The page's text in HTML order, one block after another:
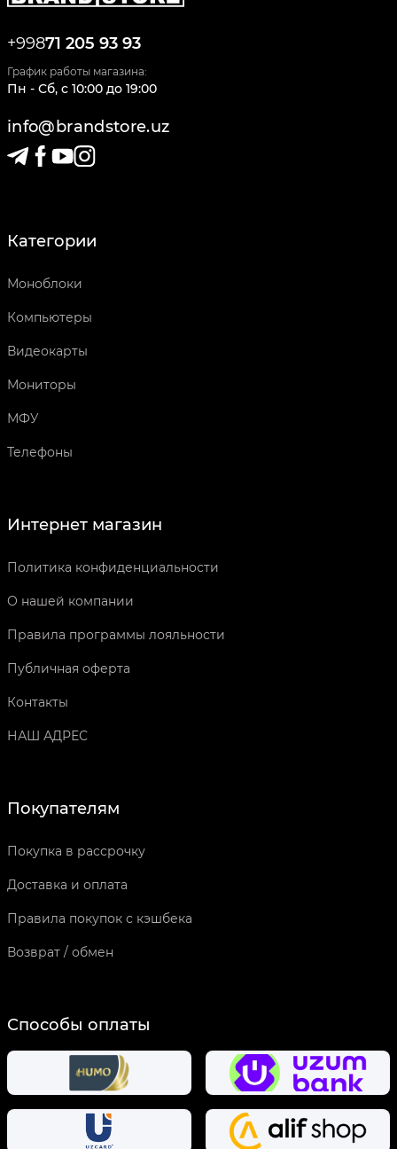
+99871 205 93 93
График работы магазина:
Пн - Сб, c 10:00 до 19:00
info@brandstore.uz
Категории
Моноблоки
Компьютеры
Видеокарты
Мониторы
МФУ
Телефоны
Интернет магазин
Политика конфиденциальности
О нашей компании
Правила программы лояльности
Публичная оферта
Контакты
НАШ АДРЕС
Покупателям
Покупка в рассрочку
Доставка и оплата
Правила покупок с кэшбека
Возврат / обмен
Способы оплаты